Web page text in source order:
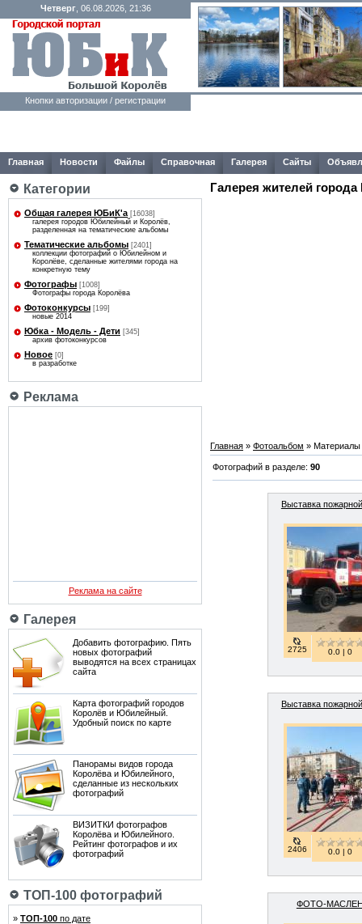
Четверг, 06.08.2026, 21:36
Кнопки авторизации / регистрации
Главная Новости Файлы Справочная Галерея Сайты
Категории
Общая галерея ЮБиК'a [16038]
галерея городов Юбилейный и Королёв,
разделенная на тематические альбомы
Тематические альбомы [2401]
коллекции фотографий о Юбилейном и
Королёве, сделанные жителями города на
конкретную тему
Фотографы [1008]
Фотографы города Королёва
Фотоконкурсы [199]
новые 2014
Юбка - Модель - Дети [345]
архив фотоконкурсов
Новое [0]
в разработке
Реклама
Реклама на сайте
Галерея
Добавить фотографию. Пять
новых фотографий
выводятся на всех страницах
сайта
Карта фотографий городов
Королёв и Юбилейный.
Удобный поиск по карте
Панорамы видов города
Королёва и Юбилейного,
сделанные из нескольких
фотографий
ВИЗИТКИ фотографов
Королёва и Юбилейного.
Рейтинг фотографов и их
фотографий
ТОП-100 фотографий
» ТОП-100 по дате
Галерея жителей города
Главная » Фотоальбом » Материалы
Фотографий в разделе: 90
Выставка
2725 0.0 | 0
Выставка
2406 0.0 | 0
ФОТО-